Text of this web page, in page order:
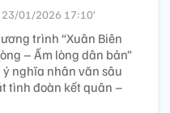
23/01/2026 17:10’
trình “Xuân Biên
– Ấm lòng dân bản”
nghĩa nhân văn sâu
tình đoàn kết quân –